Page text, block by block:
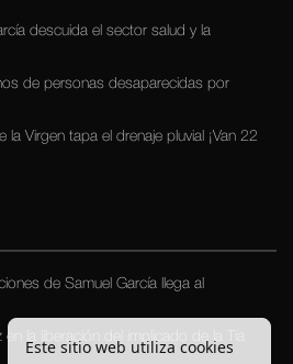
descuida el sector salud y la
de personas desaparecidas por
la Virgen tapa el drenaje pluvial ¡Van 22
de Samuel García llega al
la liberación del implicado de la Tía
Este sitio web utiliza cookies